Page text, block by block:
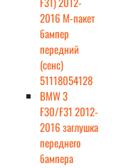
2016 М-пакет
бампер
передний
(сенс)
51118054128
BMW 3
F30/F31 2012-
2016 заглушка
переднего
бампера